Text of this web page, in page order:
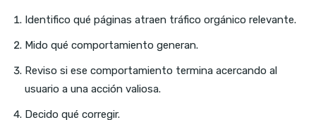
Identifico qué páginas atraen tráfico orgánico relevante.
Mido qué comportamiento generan.
Reviso si ese comportamiento termina acercando al
usuario a una acción valiosa.
Decido qué corregir.